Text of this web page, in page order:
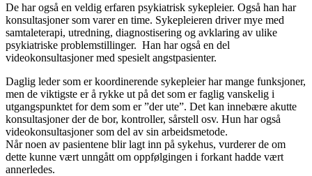
De har også en veldig erfaren psykiatrisk sykepleier. Også han har
konsultasjoner som varer en time. Sykepleieren driver mye med
samtaleterapi, utredning, diagnostisering og avklaring av ulike
psykiatriske problemstillinger. Han har også en del
videokonsultasjoner med spesielt angstpasienter.
Daglig leder som er koordinerende sykepleier har mange funksjoner,
men de viktigste er å rykke ut på det som er faglig vanskelig i
utgangspunktet for dem som er ”der ute”. Det kan innebære akutte
konsultasjoner der de bor, kontroller, sårstell osv. Hun har også
videokonsultasjoner som del av sin arbeidsmetode.
Når noen av pasientene blir lagt inn på sykehus, vurderer de om
dette kunne vært unngått om oppfølgingen i forkant hadde vært
annerledes.